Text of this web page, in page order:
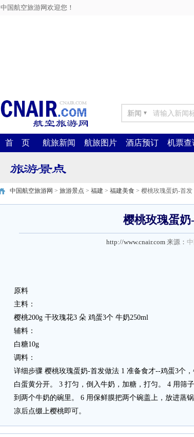
中国航空旅游网欢迎您！
新闻 ▼
首 页 航旅新闻 航旅图片 酒店预订 机票查
中国航空旅游网 > 旅游景点 > 福建 > 福建美食 > 樱桃玫瑰蛋奶-首发
樱桃玫瑰蛋奶
http://www.cnair.com 来源：
原料
主料：
樱桃200g 干玫瑰花3 朵 鸡蛋3个 牛奶250ml
辅料：
白糖10g
调料：
详细步骤 樱桃玫瑰蛋奶-首发做法 1 准备食才--鸡蛋3个
白蛋黄分开。 3 打匀，倒入牛奶，加糖，打匀。 4 用筛
到两个牛奶的碗里。 6 用保鲜膜把两个碗盖上，放进蒸
凉后点缀上樱桃即可。